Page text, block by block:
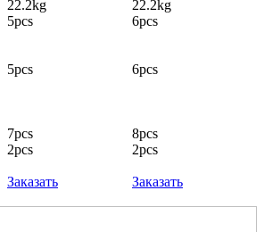
22.2kg 22.2kg
5pcs
6pcs
5pcs
6pcs
7pcs
8pcs
2pcs
2pcs
Заказать
Заказать